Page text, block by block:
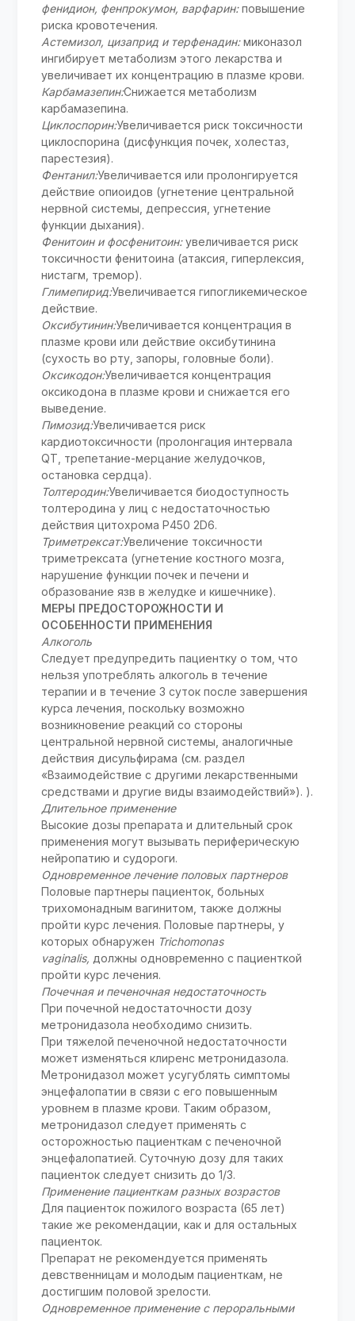
фенидион, фенпрокумон, варфарин:повышение
риска кровотечения.
Астемизол, цизаприд и терфенадин:миконазол
ингибирует метаболизм этого лекарства и
увеличивает их концентрацию в плазме крови.
Карбамазепин:Снижается метаболизм
карбамазепина.
Циклоспорин:Увеличивается риск токсичности
циклоспорина (дисфункция почек, холестаз,
парестезия).
Фентанил:Увеличивается или пролонгируется
действие опиоидов (угнетение центральной
нервной системы, депрессия, угнетение
функции дыхания).
Фенитоин и фосфенитоин:увеличивается риск
токсичности фенитоина (атаксия, гиперлексия,
нистагм, тремор).
Глимепирид:Увеличивается гипогликемическое
действие.
Оксибутинин:Увеличивается концентрация в
плазме крови или действие оксибутинина
(сухость во рту, запоры, головные боли).
Оксикодон:Увеличивается концентрация
оксикодона в плазме крови и снижается его
выведение.
Пимозид:Увеличивается риск
кардиотоксичности (пролонгация интервала
QT, трепетание-мерцание желудочков,
остановка сердца).
Толтеродин:Увеличивается биодоступность
толтеродина у лиц с недостаточностью
действия цитохрома P450 2D6.
Триметрексат:Увеличение токсичности
триметрексата (угнетение костного мозга,
нарушение функции почек и печени и
образование язв в желудке и кишечнике).
МЕРЫ ПРЕДОСТОРОЖНОСТИ И
ОСОБЕННОСТИ ПРИМЕНЕНИЯ
Алкоголь
Следует предупредить пациентку о том, что
нельзя употреблять алкоголь в течение
терапии и в течение 3 суток после завершения
курса лечения, поскольку возможно
возникновение реакций со стороны
центральной нервной системы, аналогичные
действия дисульфирама (см. раздел
«Взаимодействие с другими лекарственными
средствами и другие виды взаимодействий»). ).
Длительное применение
Высокие дозы препарата и длительный срок
применения могут вызывать периферическую
нейропатию и судороги.
Одновременное лечение половых партнеров
Половые партнеры пациенток, больных
трихомонадным вагинитом, также должны
пройти курс лечения. Половые партнеры, у
которых обнаружен Trichomonas
vaginalis, должны одновременно с пациенткой
пройти курс лечения.
Почечная и печеночная недостаточность
При почечной недостаточности дозу
метронидазола необходимо снизить.
При тяжелой печеночной недостаточности
может изменяться клиренс метронидазола.
Метронидазол может усугублять симптомы
энцефалопатии в связи с его повышенным
уровнем в плазме крови. Таким образом,
метронидазол следует применять с
осторожностью пациенткам с печеночной
энцефалопатией. Суточную дозу для таких
пациенток следует снизить до 1/3.
Применение пациенткам разных возрастов
Для пациенток пожилого возраста (65 лет)
такие же рекомендации, как и для остальных
пациенток.
Препарат не рекомендуется применять
девственницам и молодым пациенткам, не
достигшим половой зрелости.
Одновременное применение с пероральными